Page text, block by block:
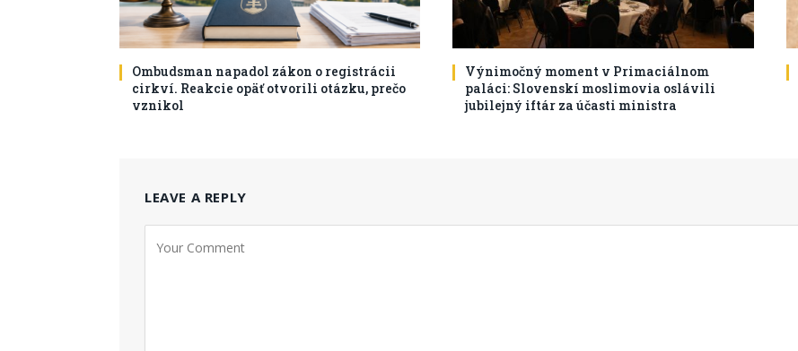
Ombudsman napadol zákon o registrácii
cirkví. Reakcie opäť otvorili otázku, prečo
vznikol
Výnimočný moment v Primaciálnom
paláci: Slovenskí moslimovia oslávili
jubilejný iftár za účasti ministra
LEAVE A REPLY